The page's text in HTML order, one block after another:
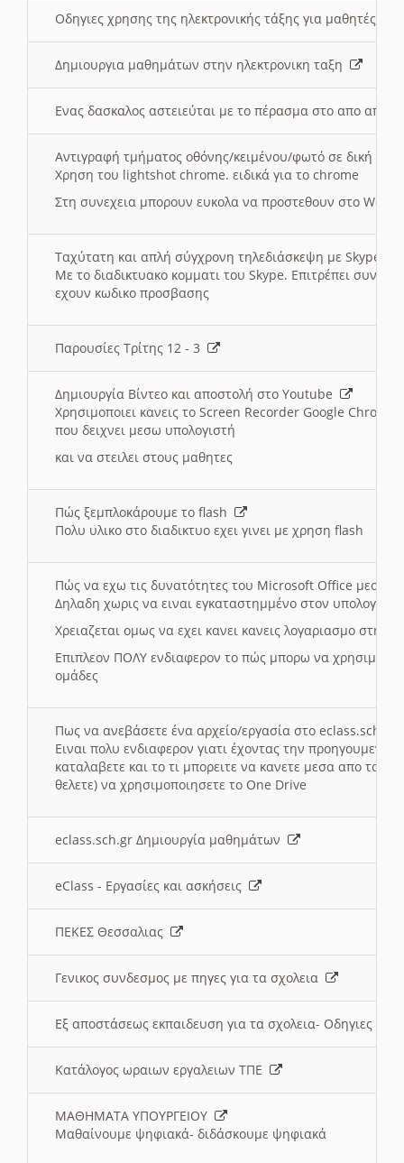
Οδηγιες χρησης της ηλεκτρονικής τάξης για μαθητές
Δημιουργια μαθημάτων στην ηλεκτρονικη ταξη
Ενας δασκαλος αστειεύται με το πέρασμα στο απο
Αντιγραφή τμήματος οθόνης/κειμένου/φωτό σε δική
Χρηση του lightshot chrome. ειδικά για το chrome
Στη συνεχεια μπορουν ευκολα να προστεθουν στο Word
Ταχύτατη και απλή σύγχρονη τηλεδιάσκεψη με Skype
Με το διαδικτυακο κομματι του Skype. Επιτρέπει
εχουν κωδικο προσβασης
Παρουσίες Τρίτης 12 - 3
Δημιουργία Βίντεο και αποστολή στο Youtube
Χρησιμοποιει κανεις το Screen Recorder Google Chrome
που δειχνει μεσω υπολογιστή
και να στειλει στους μαθητες
Πώς ξεμπλοκάρουμε το flash
Πολυ υλικο στο διαδικτυο εχει γινει με χρηση flash
Πώς να εχω τις δυνατότητες του Microsoft Office μεσω
Δηλαδη χωρις να ειναι εγκαταστημμένο στον
Χρειαζεται ομως να εχει κανει κανεις λογαριασμο στη
Επιπλεον ΠΟΛΥ ενδιαφερον το πώς μπορω να
ομάδες
Πως να ανεβάσετε ένα αρχείο/εργασία στο eclass.sch.gr
Ειναι πολυ ενδιαφερον γιατι έχοντας την
καταλαβετε και το τι μπορειτε να κανετε μεσα απο το
θελετε) να χρησιμοποιησετε το One Drive
eclass.sch.gr Δημιουργία μαθημάτων
eClass - Εργασίες και ασκήσεις
ΠΕΚΕΣ Θεσσαλιας
Γενικος συνδεσμος με πηγες για τα σχολεια
Εξ αποστάσεως εκπαιδευση για τα σχολεια- Οδηγιες
Κατάλογος ωραιων εργαλειων ΤΠΕ
ΜΑΘΗΜΑΤΑ ΥΠΟΥΡΓΕΙΟΥ
Μαθαίνουμε ψηφιακά- διδάσκουμε ψηφιακά